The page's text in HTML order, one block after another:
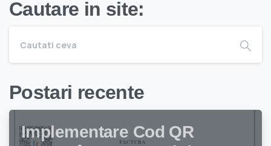
Cautare in site:
Postari recente
Implementare Cod QR